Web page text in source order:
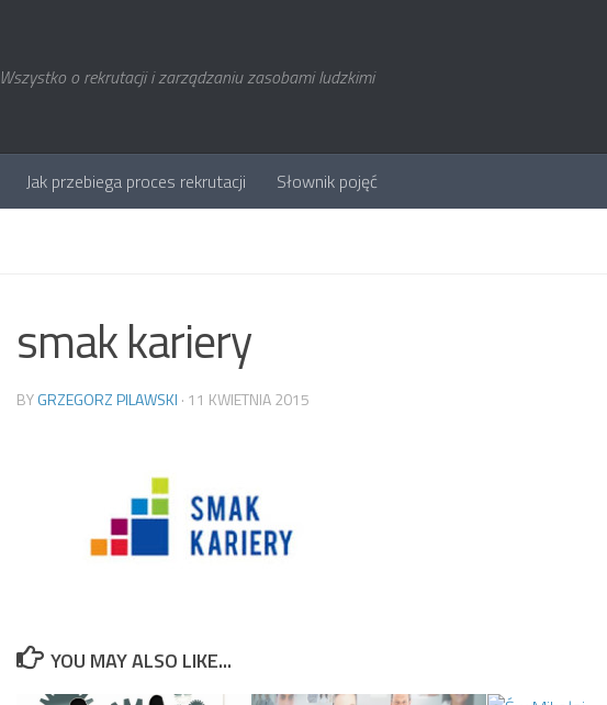
Wszystko o rekrutacji i zarządzaniu zasobami ludzkimi
Jak przebiega proces rekrutacji Słownik pojęć
smak kariery
BYGRZEGORZ PILAWSKI · 11 KWIETNIA 2015
YOU MAY ALSO LIKE...